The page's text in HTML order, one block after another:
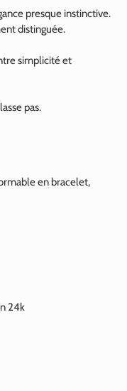
presque instinctive.
distinguée.
simplicité et
pas.
en bracelet,
24k